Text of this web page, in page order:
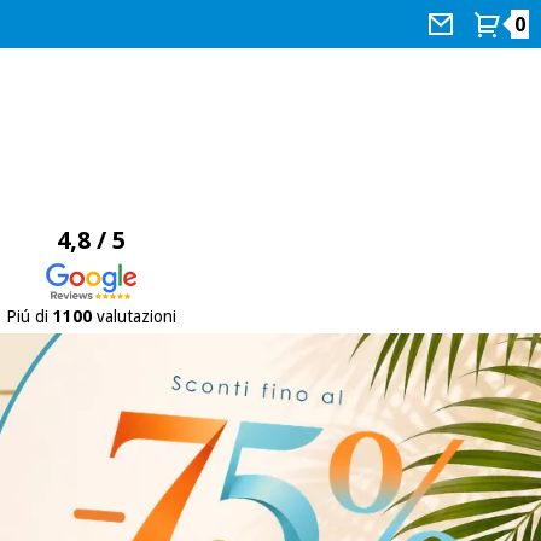
0
4,8 / 5
Piú di 1100valutazioni